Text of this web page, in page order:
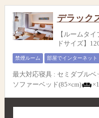
デラック
【ルームタ
ドサイズ】
禁煙ルーム 部屋でインターネット
最大対応寝具 : セミダブルベ
ソファーベッド(85×cm)